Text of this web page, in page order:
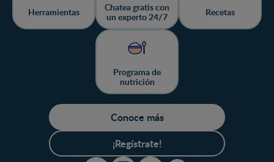
Herramientas
Chatea gratis con
un experto 24/7
Recetas
Programa de
nutrición
Conoce más
¡Regístrate!